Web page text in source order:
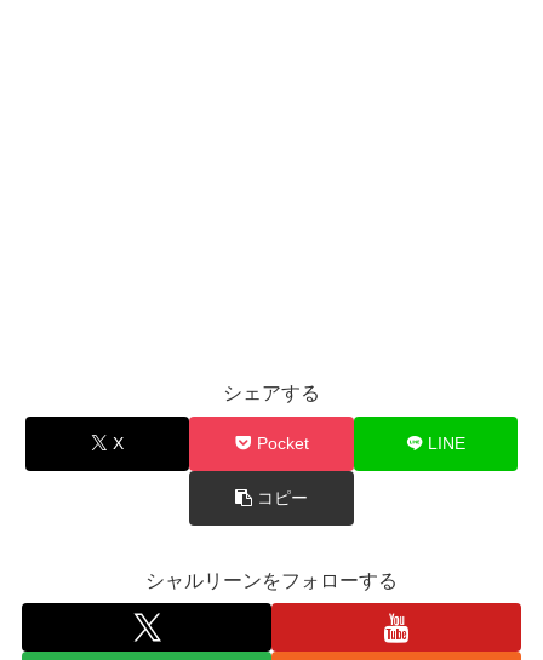
シェアする
X Pocket LINE
コピー
シャルリーンをフォローする